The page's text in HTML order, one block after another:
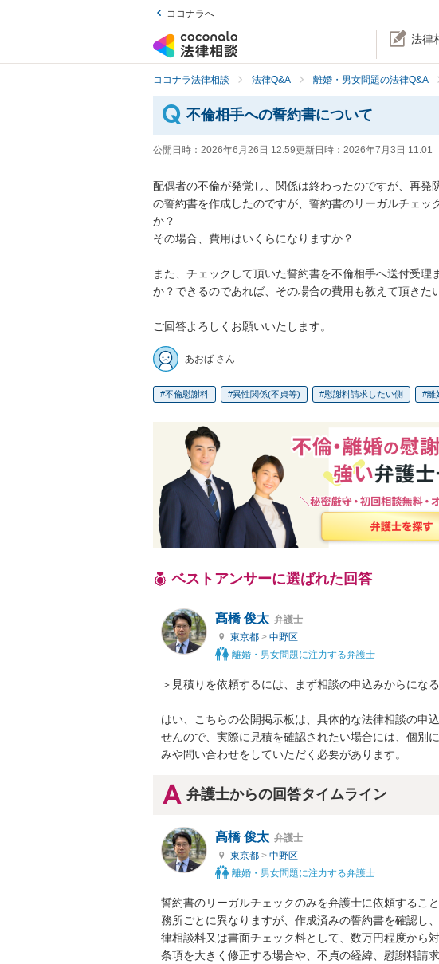
ココナラへ
法律
ココナラ法律相談 法律Q&A 離婚・男女問題の法律Q&A
不倫相手への誓約書について
公開日時： 2026年6月26日 12:59更新日時： 2026年7月3日 11:01
配偶者の不倫が発覚し、関係は終わったのですが、再
の誓約書を作成したのですが、誓約書のリーガルチェッ
か？
その場合、費用はいくらになりますか？
また、チェックして頂いた誓約書を不倫相手へ送付受理
か？できるのであれば、その場合の費用も教えて頂きた
ご回答よろしくお願いいたします。
あおば さん
不倫慰謝料 異性関係(不貞等) 慰謝料請求したい側 離
ベストアンサーに選ばれた回答
髙橋 俊太 弁護士
東京都 > 中野区
離婚・男女問題に注力する弁護士
＞見積りを依頼するには、まず相談の申込みからにな
はい、こちらの公開掲示板は、具体的な法律相談の申
せんので、実際に見積を確認されたい場合には、個別
みや問い合わせをしていただく必要があります。
弁護士からの回答タイムライン
髙橋 俊太 弁護士
東京都 > 中野区
離婚・男女問題に注力する弁護士
誓約書のリーガルチェックのみを弁護士に依頼するこ
務所ごとに異なりますが、作成済みの誓約書を確認し
律相談料又は書面チェック料として、数万円程度から
条項を大きく修正する場合や、不貞の経緯、慰謝料請